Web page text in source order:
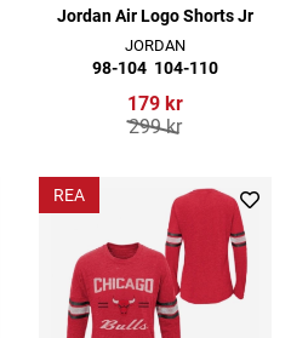
Jordan Air Logo Shorts Jr
JORDAN
98-104 104-110
179 kr
299 kr
REA